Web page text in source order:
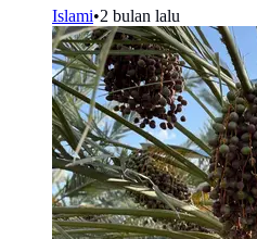
Islami•2 bulan lalu